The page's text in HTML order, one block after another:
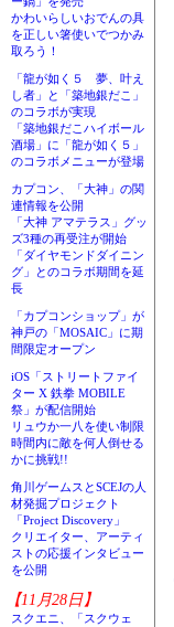
かわいらしいおでんの具
を正しい箸使いでつかみ
取ろう！
「龍が如く５ 夢、叶え
し者」と「築地銀だこ」
のコラボが実現
「築地銀だこハイボール
酒場」に「龍が如く５」
のコラボメニューが登場
カプコン、「大神」の関
連情報を公開
「大神 アマテラス」グッ
ズ3種の再受注が開始
「ダイヤモンドダイニン
グ」とのコラボ期間を延
長
「カプコンショップ」が
神戸の「MOSAIC」に期
間限定オープン
iOS「ストリートファイ
ター X 鉄拳 MOBILE
祭」が配信開始
リュウか一八を使い制限
時間内に敵を何人倒せる
かに挑戦!!
角川ゲームスとSCEJの人
材発掘プロジェクト
「Project Discovery」
クリエイター、アーティ
ストの応援インタビュー
を公開
【11月28日】
スクエニ、「スクウェ